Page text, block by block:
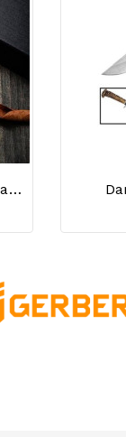
Liuzhangyu Damascus Mini Katana